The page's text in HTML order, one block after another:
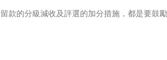
款的分級減收及評選的加分措施，都是要鼓